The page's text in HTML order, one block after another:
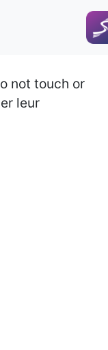
not touch or
leur